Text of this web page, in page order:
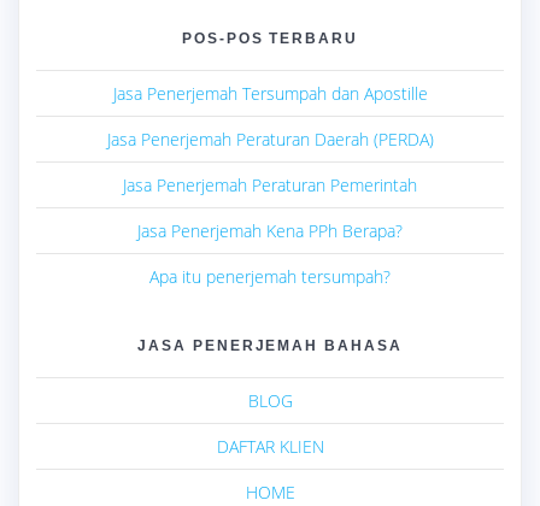
POS-POS TERBARU
Jasa Penerjemah Tersumpah dan Apostille
Jasa Penerjemah Peraturan Daerah (PERDA)
Jasa Penerjemah Peraturan Pemerintah
Jasa Penerjemah Kena PPh Berapa?
Apa itu penerjemah tersumpah?
JASA PENERJEMAH BAHASA
BLOG
DAFTAR KLIEN
HOME